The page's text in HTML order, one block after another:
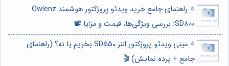
⭐️ راهنمای جامع خرید ویدئو پروژکتور هوشمند Owlenz
SD800: بررسی ویژگی‌ها، قیمت و مزایا 📽️
⭐️ مینی ویدئو پروژکتور النز SD550 بخریم یا نه؟ (راهنمای
جامع + پرده نمایش) 🎬